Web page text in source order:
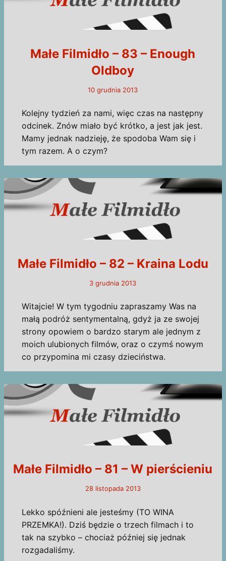
Małe Filmidło – 83 – Enough
Oldboy
10 grudnia 2013
Kolejny tydzień za nami, więc czas na następny
odcinek. Znów miało być krótko, a jest jak jest.
Mamy jednak nadzieję, że spodoba Wam się i
tym razem. A o czym?
Małe Filmidło – 82 – Kraina Lodu
3 grudnia 2013
Witajcie! W tym tygodniu zapraszamy Was na
małą podróż sentymentalną, gdyż ja ze swojej
strony opowiem o bardzo starym ale jednym z
moich ulubionych filmów, oraz o czymś nowym
co przypomina mi czasy dzieciństwa.
Małe Filmidło – 81 – W pierścieniu
28 listopada 2013
Lekko spóźnieni ale jesteśmy (TO WINA
PRZEMKA!). Dziś będzie o trzech filmach i to
tak na szybko – chociaż później się jednak
rozgadaliśmy.